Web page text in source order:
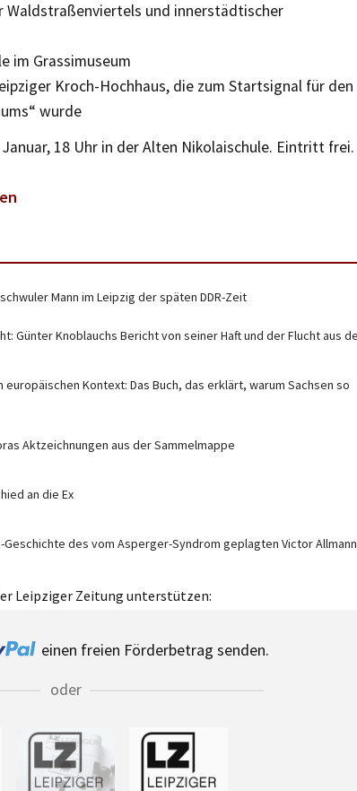
Waldstraßenviertels und innerstädtischer
im Grassimuseum
Kroch-Hochhaus, die zum Startsignal für den
wurde
18 Uhr in der Alten Nikolaischule. Eintritt frei.
Mann im Leipzig der späten DDR-Zeit
Günter Knoblauchs Bericht von seiner Haft und der Flucht aus
Kontext: Das Buch, das erklärt, warum Sachsen so
Aktzeichnungen aus der Sammelmappe
an die Ex
des vom Asperger-Syndrom geplagten Victor Allmann
Leipziger Zeitung unterstützen:
einen freien Förderbetrag senden.
oder